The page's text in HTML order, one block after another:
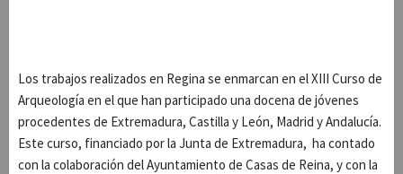
Los trabajos realizados en Regina se enmarcan en el XIII Curso de
Arqueología en el que han participado una docena de jóvenes
procedentes de Extremadura, Castilla y León, Madrid y Andalucía.
Este curso, financiado por la Junta de Extremadura, ha contado
con la colaboración del Ayuntamiento de Casas de Reina, y con la